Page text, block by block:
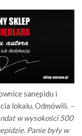
sanepidu i
lokalu. Odmówili. –
w wysokości 500
Panie były w